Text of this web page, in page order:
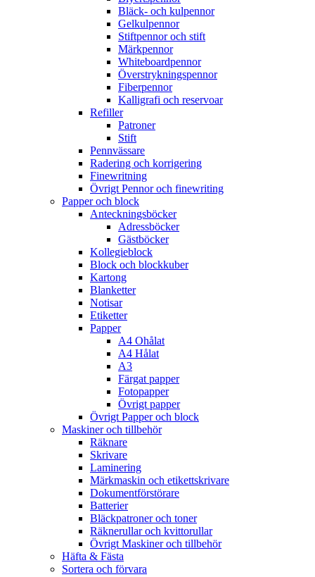
Bläck- och kulpennor
Gelkulpennor
Stiftpennor och stift
Märkpennor
Whiteboardpennor
Överstrykningspennor
Fiberpennor
Kalligrafi och reservoar
Refiller
Patroner
Stift
Pennvässare
Radering och korrigering
Finewritning
Övrigt Pennor och finewriting
Papper och block
Anteckningsböcker
Adressböcker
Gästböcker
Kollegieblock
Block och blockkuber
Kartong
Blanketter
Notisar
Etiketter
Papper
A4 Ohålat
A4 Hålat
A3
Färgat papper
Fotopapper
Övrigt papper
Övrigt Papper och block
Maskiner och tillbehör
Räknare
Skrivare
Laminering
Märkmaskin och etikettskrivare
Dokumentförstörare
Batterier
Bläckpatroner och toner
Räknerullar och kvittorullar
Övrigt Maskiner och tillbehör
Häfta & Fästa
Sortera och förvara